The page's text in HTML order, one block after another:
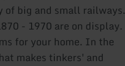
big and small railways.
- 1970 are on display.
for your home. In the
makes tinkers' and